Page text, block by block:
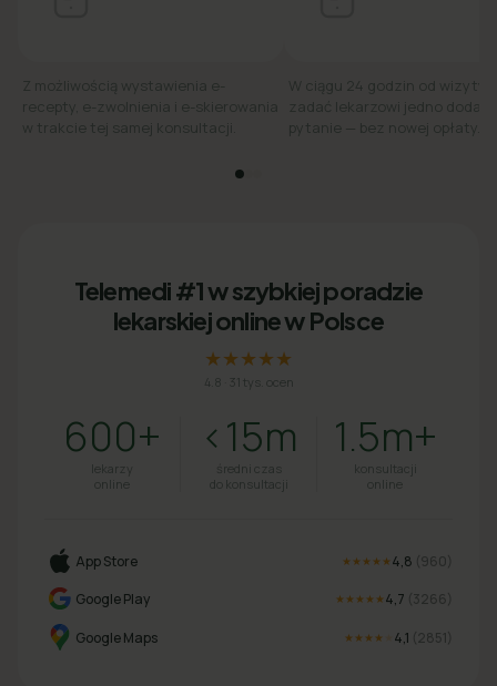
Z możliwością wystawienia e-
recepty, e-zwolnienia i e-skierowania
w trakcie tej samej konsultacji.
W ciągu 24 godzin od wizyty
zadać lekarzowi jedno
pytanie — bez nowej opłaty.
Telemedi #1 w szybkiej poradzie
lekarskiej online w Polsce
★★★★★
4.8 31 tys. ocen
600+
lekarzy
online
<15m
średni czas
do konsultacji
1.5m+
konsultacji
online
App Store ★★★★★ 4,8 (960
Google Play
★★★★★ 4,7 (3266
Google Maps ★★★★ 4,1 (2851